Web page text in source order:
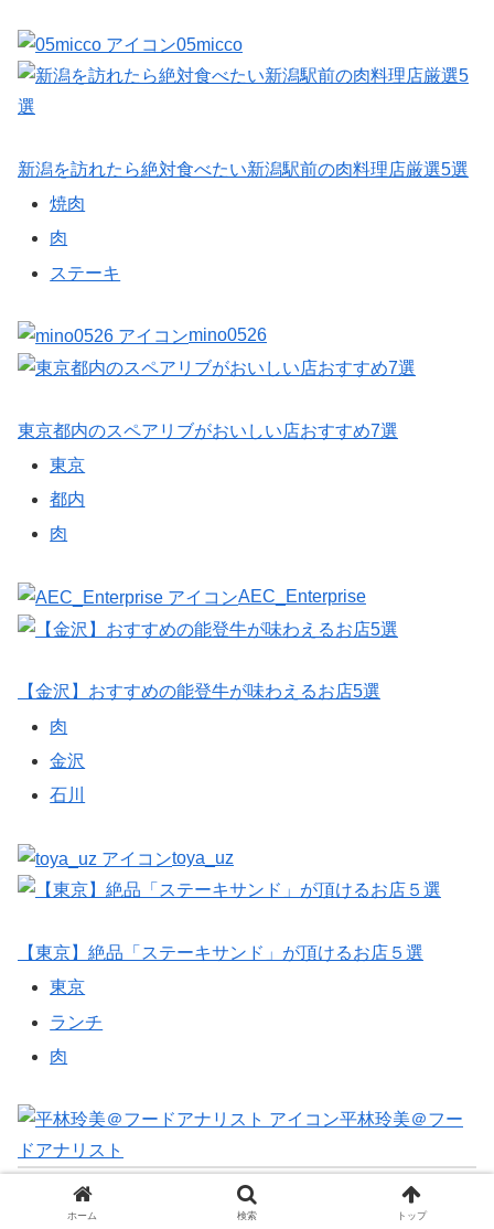
05micco
新潟を訪れたら絶対食べたい新潟駅前の肉料理店厳選5選
焼肉
肉
ステーキ
mino0526
東京都内のスペアリブがおいしい店おすすめ7選
東京
都内
肉
AEC_Enterprise
【金沢】おすすめの能登牛が味わえるお店5選
肉
金沢
石川
toya_uz
【東京】絶品「ステーキサンド」が頂けるお店５選
東京
ランチ
肉
平林玲美＠フー
ドアナリスト
あわせて読みたい
ホーム 検索 トップ